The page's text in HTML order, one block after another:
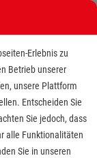
Erlebnis zu
Betrieb unserer
unsere Plattform
Entscheiden Sie
Sie jedoch, dass
alle Funktionalitäten
Sie in unseren